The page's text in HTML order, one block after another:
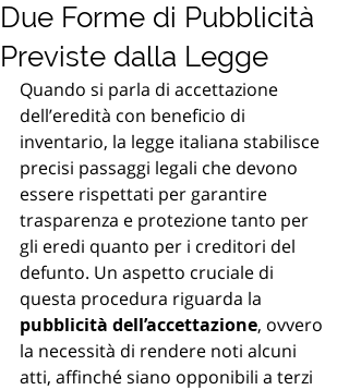
Due Forme di Pubblicità
Previste dalla Legge
Quando si parla di accettazione
dell’eredità con beneficio di
inventario, la legge italiana stabilisce
precisi passaggi legali che devono
essere rispettati per garantire
trasparenza e protezione tanto per
gli eredi quanto per i creditori del
defunto. Un aspetto cruciale di
questa procedura riguarda la
pubblicità dell’accettazione, ovvero
la necessità di rendere noti alcuni
atti, affinché siano opponibili a terzi